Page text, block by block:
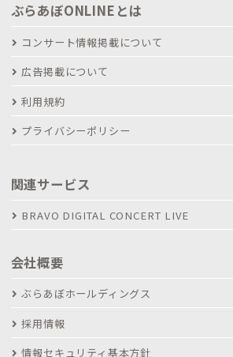
ぶらあぼONLINEとは
コンサート情報掲載について
広告掲載について
利用規約
プライバシーポリシー
関連サービス
BRAVO DIGITAL CONCERT LIVE
会社概要
ぶらあぼホールディングス
採用情報
情報セキュリティ基本方針